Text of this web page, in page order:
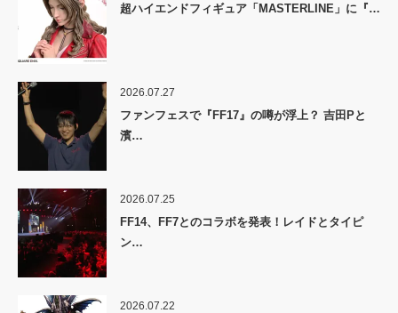
超ハイエンドフィギュア「MASTERLINE」に『…
2026.07.27
ファンフェスで『FF17』の噂が浮上？ 吉田Pと
濱…
2026.07.25
FF14、FF7とのコラボを発表！レイドとタイピ
ン…
2026.07.22